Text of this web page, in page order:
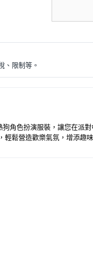
、限制等。
角色扮演服裝，讓您在派
輕鬆營造歡樂氣氛，增添趣